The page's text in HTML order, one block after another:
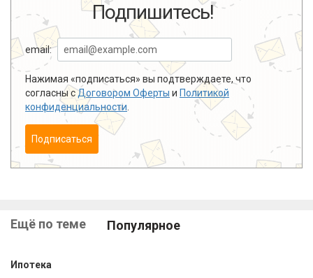
Подпишитесь!
email:
Нажимая «подписаться» вы подтверждаете, что
согласны сДоговором Оферты и Политикой
конфиденциальности
Подписаться
Ещё по теме Популярное
Ипотека